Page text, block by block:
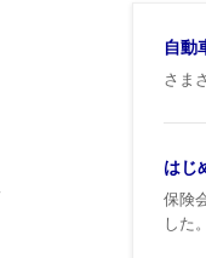
自動
さま
はじ
保険
した。